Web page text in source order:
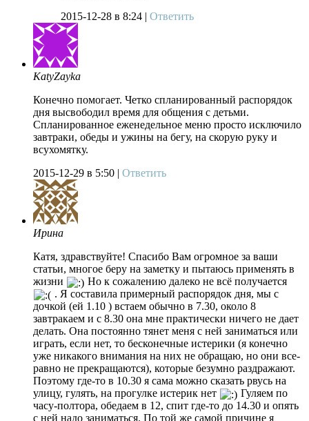
2015-12-28 в 8:24 | Ответить
KatyZayka
Конечно помогает. Четко спланированный распорядок
дня высвободил время для общения с детьми.
Спланированное еженедельное меню просто исключило
завтраки, обеды и ужины на бегу, на скорую руку и
всухомятку.
2015-12-29 в 5:50 | Ответить
Ирина
Катя, здравствуйте! Спасибо Вам огромное за ваши
статьи, многое беру на заметку и пытаюсь применять в
жизни
Но к сожалению далеко не всё получается
. Я составила примерный распорядок дня, мы с
дочкой (ей 1.10 ) встаем обычно в 7.30, около 8
завтракаем и с 8.30 она мне практически ничего не дает
делать. Она постоянно тянет меня с ней заниматься или
играть, если нет, то бесконечные истерики (я конечно
уже никакого внимания на них не обращаю, но они все-
равно не прекращаются), которые безумно раздражают.
Поэтому где-то в 10.30 я сама можно сказать рвусь на
улицу, гулять, на прогулке истерик нет
Гуляем по
часу-полтора, обедаем в 12, спит где-то до 14.30 и опять
с ней надо заниматься. По той же самой причине я